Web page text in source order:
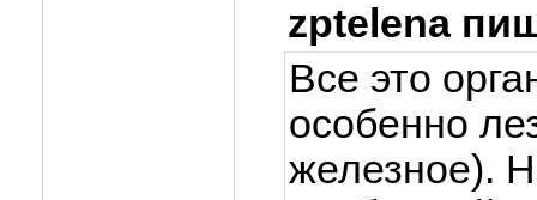
zptelena
Все это
особенно
железное).